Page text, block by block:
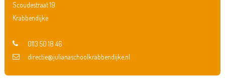
Scoudestraat 19
Krabbendijke
0113 50 18 46
directie@julianaschoolkrabbendijke.nl